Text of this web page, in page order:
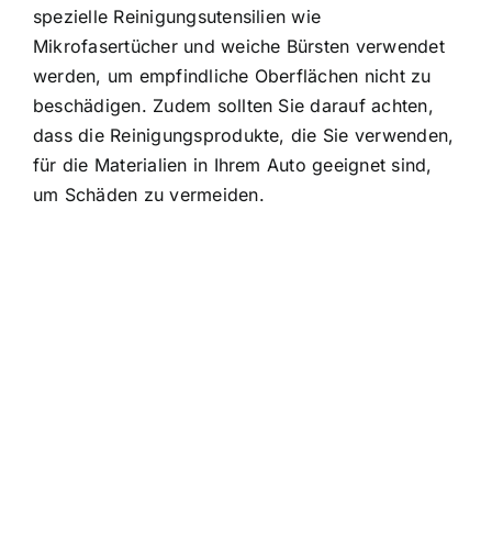
spezielle Reinigungsutensilien wie
Mikrofasertücher und weiche Bürsten verwendet
werden, um empfindliche Oberflächen nicht zu
beschädigen. Zudem sollten Sie darauf achten,
dass die Reinigungsprodukte, die Sie verwenden,
für die Materialien in Ihrem Auto geeignet sind,
um Schäden zu vermeiden.